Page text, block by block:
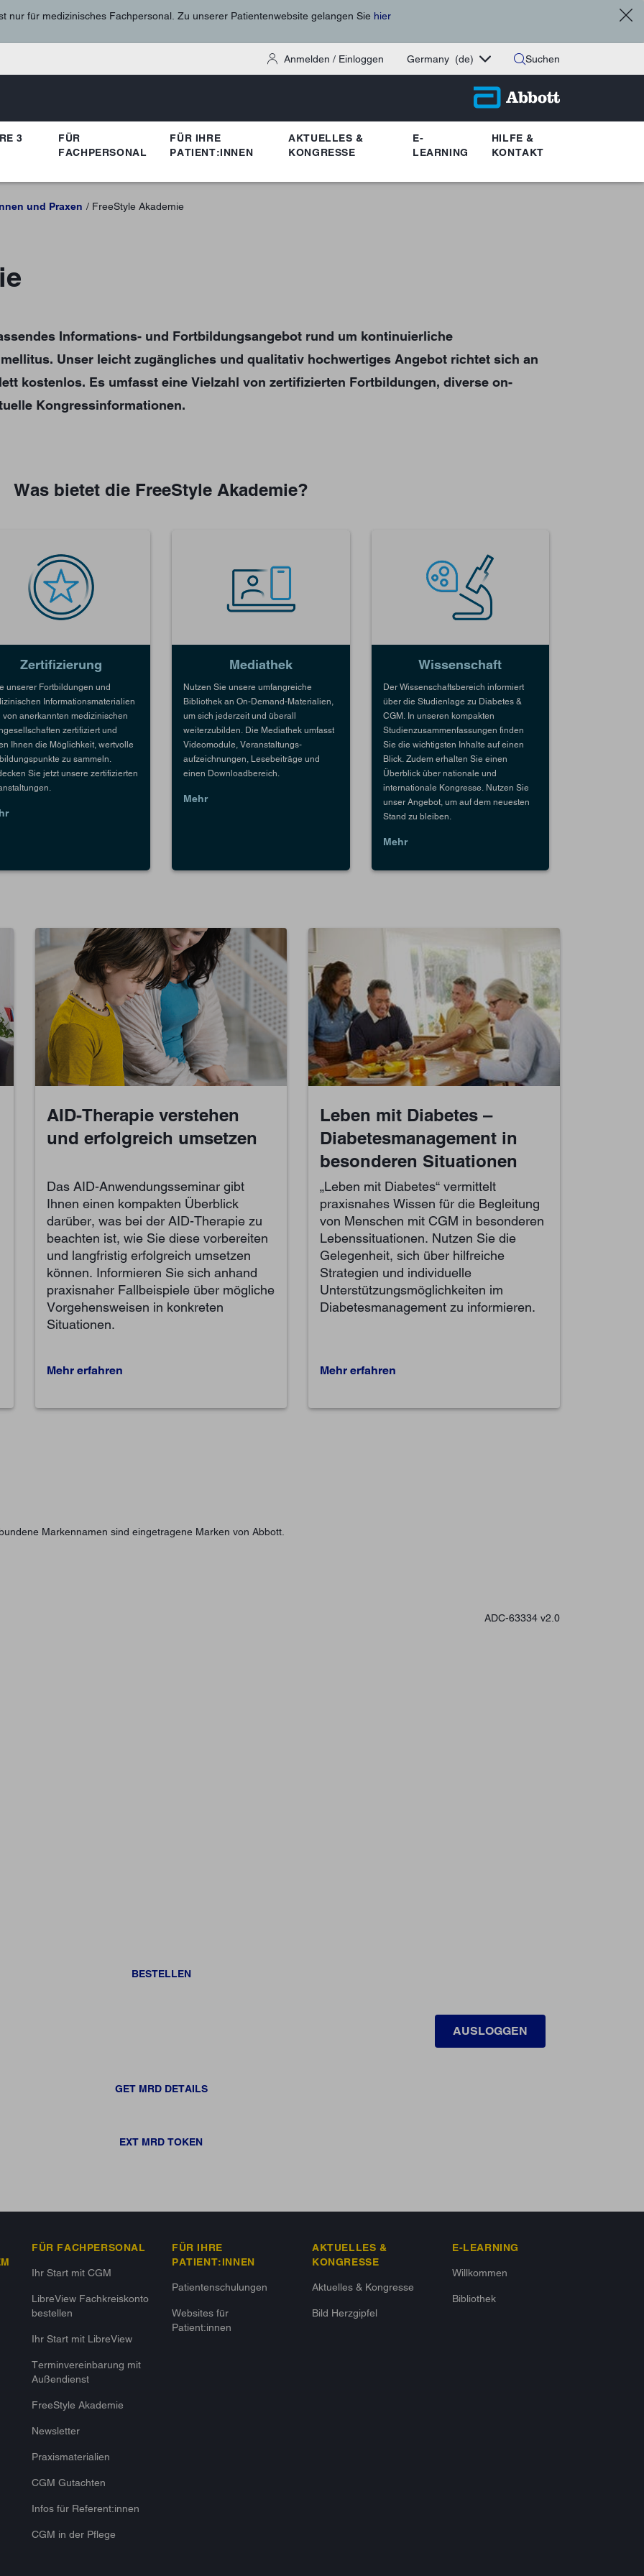
nur für medizinisches Fachpersonal. Zu unserer Patientenwebsite gelangen Sie hier
Anmelden / Einloggen Germany (de) Suchen
3
FÜR
FACHPERSONAL
FÜR IHRE
PATIENT:INNEN
AKTUELLES &
KONGRESSE
E-
LEARNING
HILFE &
KONTAKT
und Praxen FreeStyle Akademie
Informations- und Fortbildungsangebot rund um kontinuierliche
Unser leicht zugängliches und qualitativ hochwertiges Angebot richtet sich an
kostenlos. Es umfasst eine Vielzahl von zertifizierten Fortbildungen, diverse on-
Kongressinformationen.
Was bietet die FreeStyle Akademie?
Zertifizierung
unserer Fortbildungen und
Informationsmaterialien
von anerkannten medizinischen
zertifiziert und
Ihnen die Möglichkeit, wertvolle
zu sammeln.
Sie jetzt unsere zertifizierten
Mediathek
Nutzen Sie unsere umfangreiche
Bibliothek an On-Demand-Materialien,
um sich jederzeit und überall
weiterzubilden. Die Mediathek umfasst
Videomodule, Veranstaltungs-
aufzeichnungen, Lesebeiträge und
einen Downloadbereich.
Mehr
Wissenschaft
Der Wissenschaftsbereich informiert
über die Studienlage zu Diabetes &
CGM. In unseren kompakten
Studienzusammenfassungen finden
Sie die wichtigsten Inhalte auf einen
Blick. Zudem erhalten Sie einen
Überblick über nationale und
internationale Kongresse. Nutzen Sie
unser Angebot, um auf dem neuesten
Stand zu bleiben.
Mehr
AID-Therapie verstehen
und​ erfolgreich umsetzen
Das AID-Anwendungsseminar gibt
Ihnen einen kompakten Überblick
darüber, was bei der AID-Therapie zu
beachten ist, wie Sie diese vorbereiten
und langfristig erfolgreich umsetzen
können. Informieren Sie sich anhand
praxisnaher Fallbeispiele über mögliche
Vorgehensweisen in konkreten
Situationen.
Mehr erfahren
Leben mit Diabetes –
Diabetesmanagement in
besonderen Situationen
„Leben mit Diabetes“ vermittelt
praxisnahes Wissen für die Begleitung
von Menschen mit CGM in besonderen
Lebenssituationen. Nutzen Sie die
Gelegenheit, sich über hilfreiche
Strategien und individuelle
Unterstützungsmöglichkeiten im
Diabetesmanagement zu informieren.
Mehr erfahren
Markennamen sind eingetragene Marken von Abbott.
ADC-63334 v2.0
BESTELLEN
AUSLOGGEN
GET MRD DETAILS
EXT MRD TOKEN
FÜR FACHPERSONAL
Ihr Start mit CGM
LibreView Fachkreiskonto
bestellen
Ihr Start mit LibreView
Terminvereinbarung mit
Außendienst
FreeStyle Akademie
Newsletter
Praxismaterialien
CGM Gutachten
Infos für Referent:innen
CGM in der Pflege
FÜR IHRE
PATIENT:INNEN
Patientenschulungen
Websites für
Patient:innen
AKTUELLES &
KONGRESSE
Aktuelles & Kongresse
Bild Herzgipfel
E-LEARNING
Willkommen
Bibliothek